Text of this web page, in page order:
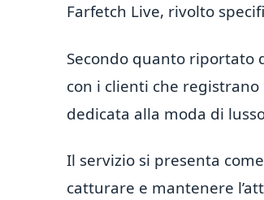
Farfetch Live, rivolto
Secondo quanto riportato
con i clienti che
dedicata alla moda di
Il servizio si presenta
catturare e mantenere